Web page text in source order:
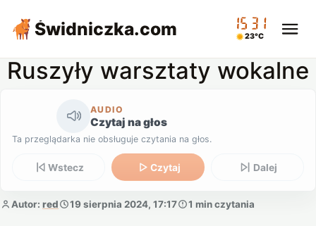
Świdniczka.com 15:31
23°C
Ruszyły warsztaty wokalne
AUDIO
Czytaj na głos
Ta przeglądarka nie obsługuje czytania na głos.
Wstecz Czytaj Dalej
Autor: red 19 sierpnia 2024, 17:17 1 min czytania